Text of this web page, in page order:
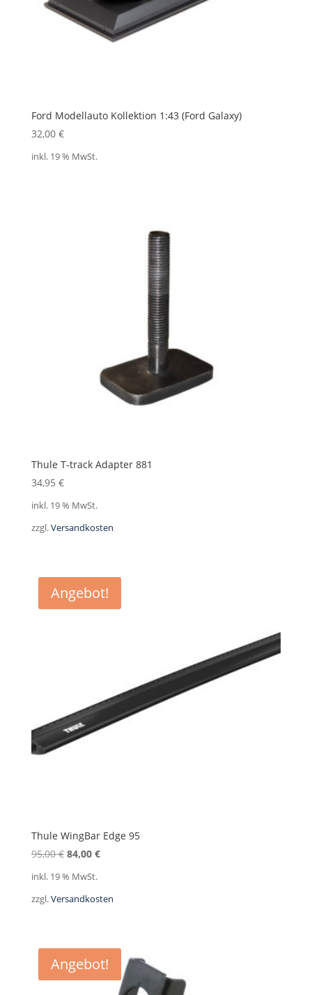
Ford Modellauto Kollektion 1:43 (Ford Galaxy)
32,00 €
inkl. 19 % MwSt.
Thule T-track Adapter 881
34,95 €
inkl. 19 % MwSt.
zzgl.Versandkosten
Angebot!
Thule WingBar Edge 95
95,00€ Ursprünglicher
95,00 €
84,00 €Aktueller
84,00 €.
inkl. 19 % MwSt.
zzgl.Versandkosten
Angebot!